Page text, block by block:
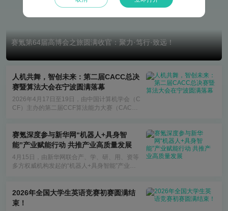
赛氪第64届高博会之旅圆满收官：聚力·笃行·致远！
人机共舞，智创未来：第二届CACC总决
赛暨算法大会在宁波圆满落幕
2026年4月17日至19日，由中国计算机学会（C
CF）主办的第二届CCF算法能力大赛（CAC
赛氪深度参与新华网“机器人+具身智
能”产业赋能行动 共推产业高质量发展
4月15日，由新华网联合产、学、研、用、资等
多方权威机构发起的“机器人+具身智能”产业赋
2026年全国大学生英语竞赛初赛圆满结
束！